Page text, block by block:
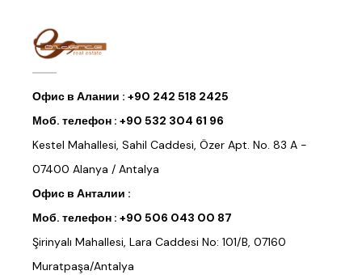
Офис в Алании : +90 242 518 2425
Моб. телефон : +90 532 304 61 96
Kestel Mahallesi, Sahil Caddesi, Özer Apt. No. 83 A -
07400 Alanya / Antalya
Офис в Анталии :
Моб. телефон : +90 506 043 00 87
Şirinyalı Mahallesi, Lara Caddesi No: 101/B, 07160
Muratpaşa/Antalya